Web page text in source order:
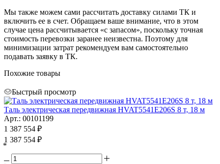
Мы также можем сами рассчитать доставку силами ТК и
включить ее в счет. Обращаем ваше внимание, что в этом
случае цена рассчитывается «с запасом», поскольку точная
стоимость перевозки заранее неизвестна. Поэтому для
минимизации затрат рекомендуем вам самостоятельно
подавать заявку в ТК.
Похожие товары
Быстрый просмотр
Таль электрическая передвижная HVAT5541E206S 8 т, 18 м
Арт.: 00101199
1 387 554 ₽
1 387 554 ₽
*